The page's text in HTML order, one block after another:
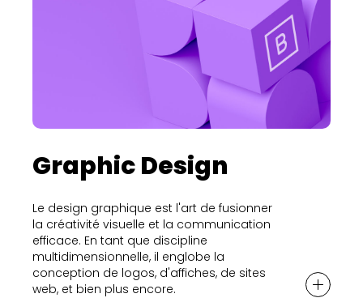
Graphic Design
Le design graphique est l'art de fusionner
la créativité visuelle et la communication
efficace. En tant que discipline
multidimensionnelle, il englobe la
conception de logos, d'affiches, de sites
web, et bien plus encore.